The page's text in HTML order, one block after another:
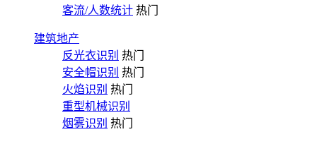
客流/人数统计 热门
建筑地产
反光衣识别 热门
安全帽识别 热门
火焰识别 热门
重型机械识别
烟雾识别 热门